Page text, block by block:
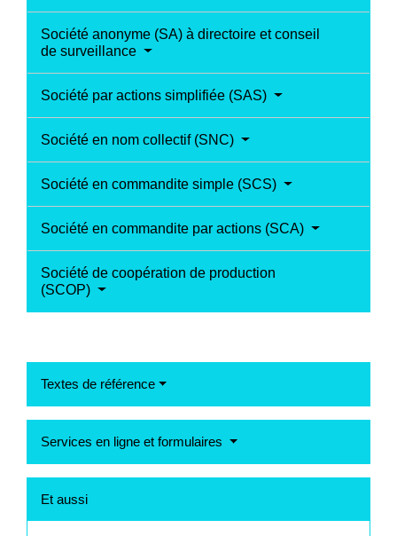
Société anonyme (SA) à directoire et conseil
de surveillance
Société par actions simplifiée (SAS)
Société en nom collectif (SNC)
Société en commandite simple (SCS)
Société en commandite par actions (SCA)
Société de coopération de production
(SCOP)
Textes de référence
Services en ligne et formulaires
Et aussi